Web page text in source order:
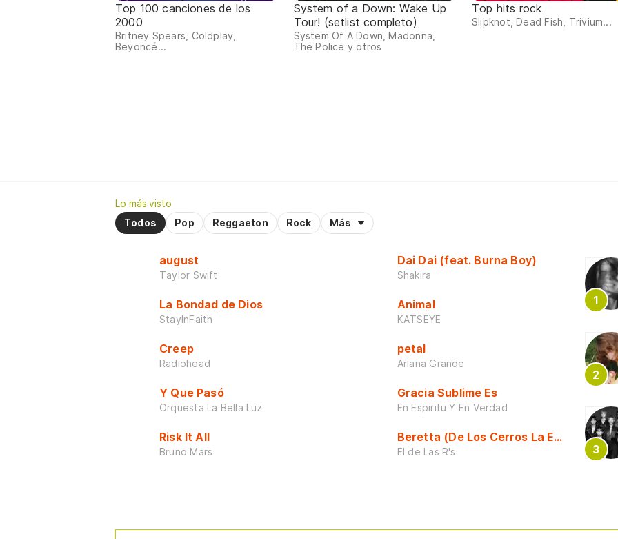
Top 100 canciones de los
2000
Britney Spears, Coldplay,
Beyoncé...
System of a Down: Wake Up
Tour! (setlist completo)
System Of A Down, Madonna,
The Police y otros
Top hits rock
Slipknot, Dead Fish, Trivium...
Lo más visto
Todos
Pop Reggaeton Rock Más
august
Taylor Swift
La Bondad de Dios
StayInFaith
Creep
Radiohead
Y Que Pasó
Orquesta La Bella Luz
Risk It All
Bruno Mars
Dai Dai (feat. Burna Boy)
Shakira
Animal
KATSEYE
petal
Ariana Grande
Gracia Sublime Es
En Espiritu Y En Verdad
Beretta (De Los Cerros La Escuela)
El de Las R's